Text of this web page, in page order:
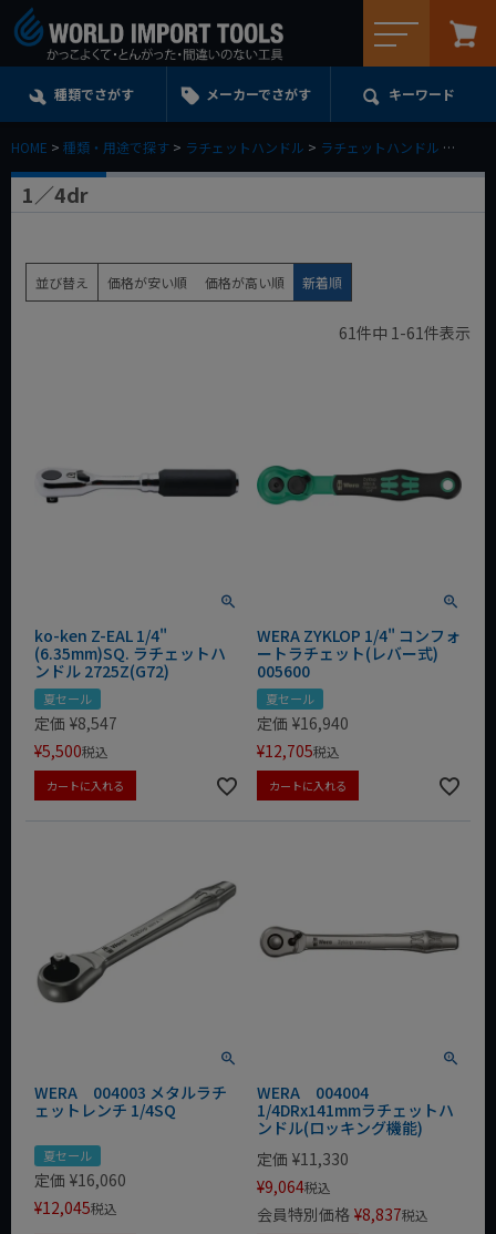
種類でさがす メーカーでさがす キーワード
HOME 種類・用途で探す ラチェットハンドル ラチェットハンドル
1／4dr
並び替え 価格が安い順 価格が高い順 新着順
61件中 1-61件表示
ko-ken Z-EAL 1/4"
(6.35mm)SQ. ラチェットハ
ンドル 2725Z(G72)
夏セール
定価 ¥8,547
¥5,500税込
カートに入れる
WERA ZYKLOP 1/4" コンフォ
ートラチェット(レバー式)
005600
夏セール
定価 ¥16,940
¥12,705税込
カートに入れる
WERA 004003 メタルラチ
ェットレンチ 1/4SQ
夏セール
定価 ¥16,060
¥12,045税込
WERA 004004
1/4DRx141mmラチェットハ
ンドル(ロッキング機能)
定価 ¥11,330
¥9,064税込
会員特別価格 ¥8,837税込